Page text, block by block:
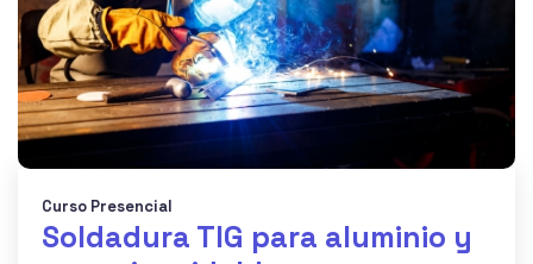
Curso Presencial
Soldadura TIG para aluminio y